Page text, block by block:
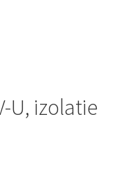
U, izolatie